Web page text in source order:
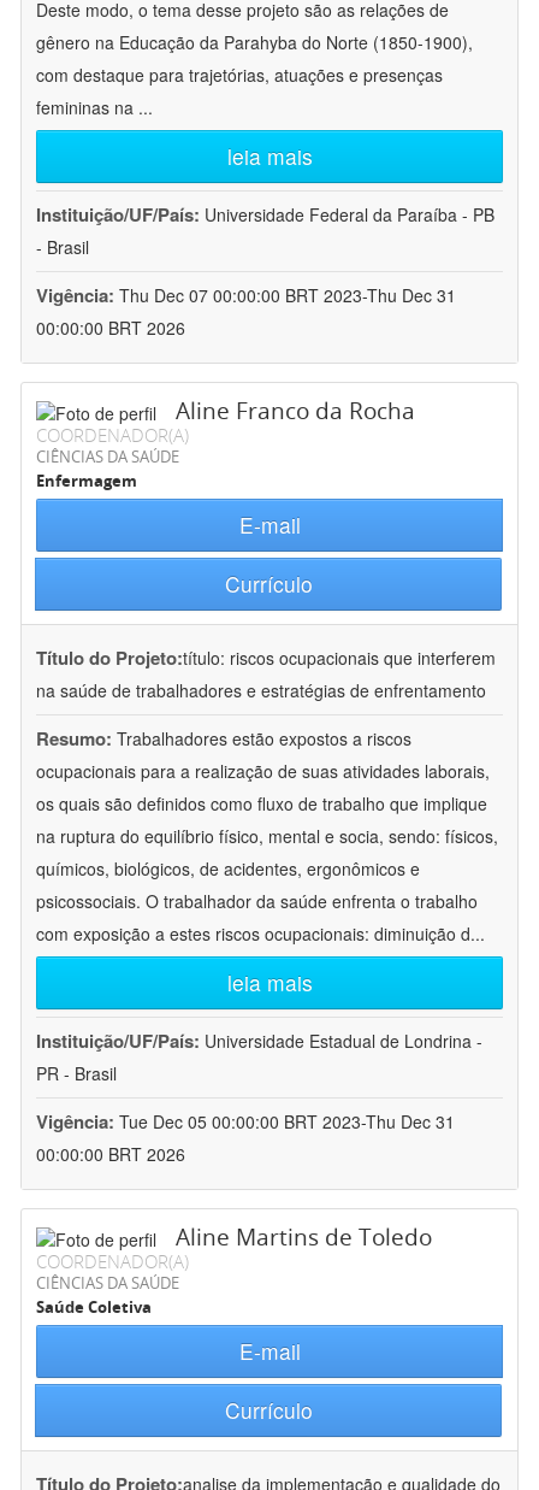
Deste modo, o tema desse projeto são as relações de
gênero na Educação da Parahyba do Norte (1850-1900),
com destaque para trajetórias, atuações e presenças
femininas na ...
leia mais
Instituição/UF/País: Universidade Federal da Paraíba - PB
- Brasil
Vigência: Thu Dec 07 00:00:00 BRT 2023-Thu Dec 31
00:00:00 BRT 2026
Aline Franco da Rocha
COORDENADOR(A)
CIÊNCIAS DA SAÚDE
Enfermagem
E-mail
Currículo
Título do Projeto:título: riscos ocupacionais que interferem
na saúde de trabalhadores e estratégias de enfrentamento
Resumo: Trabalhadores estão expostos a riscos
ocupacionais para a realização de suas atividades laborais,
os quais são definidos como fluxo de trabalho que implique
na ruptura do equilíbrio físico, mental e socia, sendo: físicos,
químicos, biológicos, de acidentes, ergonômicos e
psicossociais. O trabalhador da saúde enfrenta o trabalho
com exposição a estes riscos ocupacionais: diminuição d...
leia mais
Instituição/UF/País: Universidade Estadual de Londrina -
PR - Brasil
Vigência: Tue Dec 05 00:00:00 BRT 2023-Thu Dec 31
00:00:00 BRT 2026
Aline Martins de Toledo
COORDENADOR(A)
CIÊNCIAS DA SAÚDE
Saúde Coletiva
E-mail
Currículo
Título do Projeto:analise da implementação e qualidade do